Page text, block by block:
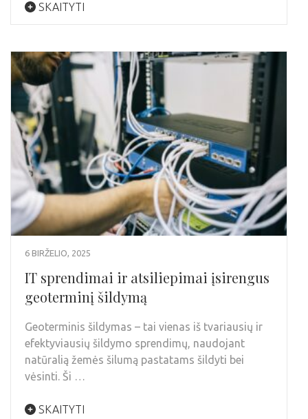
SKAITYTI
6 BIRŽELIO, 2025
IT sprendimai ir atsiliepimai įsirengus
geoterminį šildymą
Geoterminis šildymas – tai vienas iš tvariausių ir
efektyviausių šildymo sprendimų, naudojant
natūralią žemės šilumą pastatams šildyti bei
vėsinti. Ši …
SKAITYTI